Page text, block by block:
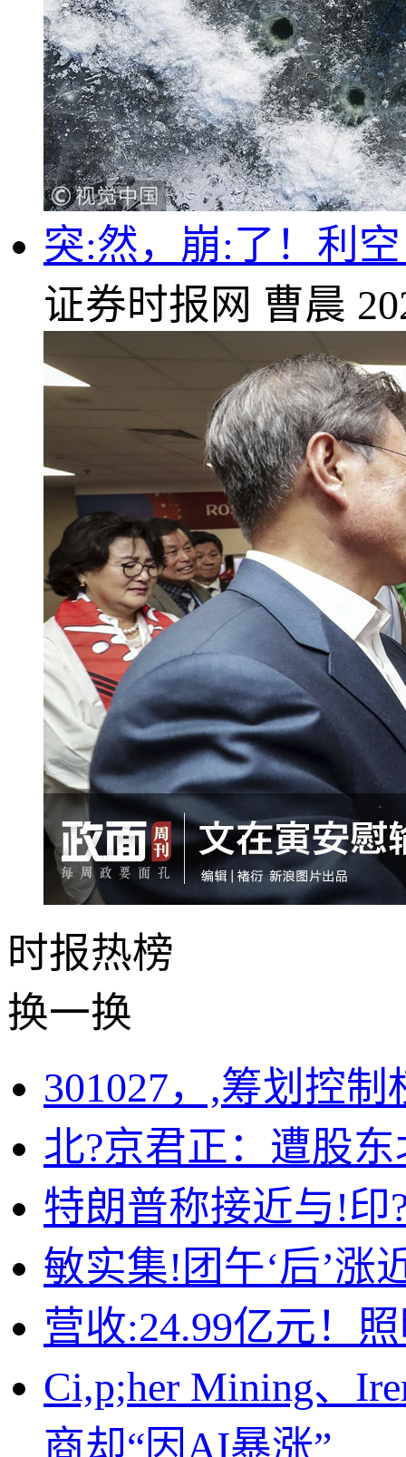
突:然，崩:了！利
证券时报网 曹晨
时报热榜
换一换
301027，,筹划控制
北?京君正：遭股
特朗普称接近与!印
敏实集!团午‘后’涨
营收:24.99亿元！
Ci,p;her Mining、
商却“因AI暴涨”